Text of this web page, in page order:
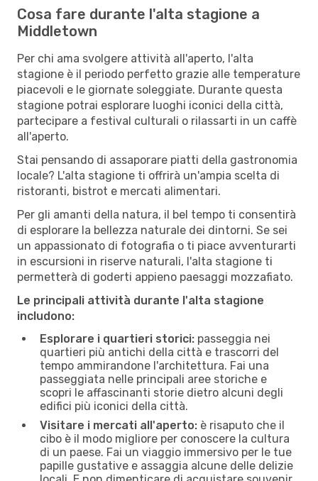
Cosa fare durante l'alta stagione a
Middletown
Per chi ama svolgere attività all'aperto, l'alta
stagione è il periodo perfetto grazie alle temperature
piacevoli e le giornate soleggiate. Durante questa
stagione potrai esplorare luoghi iconici della città,
partecipare a festival culturali o rilassarti in un caffè
all'aperto.
Stai pensando di assaporare piatti della gastronomia
locale? L'alta stagione ti offrirà un'ampia scelta di
ristoranti, bistrot e mercati alimentari.
Per gli amanti della natura, il bel tempo ti consentirà
di esplorare la bellezza naturale dei dintorni. Se sei
un appassionato di fotografia o ti piace avventurarti
in escursioni in riserve naturali, l'alta stagione ti
permetterà di goderti appieno paesaggi mozzafiato.
Le principali attività durante l'alta stagione
includono:
Esplorare i quartieri storici: passeggia nei
quartieri più antichi della città e trascorri del
tempo ammirandone l'architettura. Fai una
passeggiata nelle principali aree storiche e
scopri le affascinanti storie dietro alcuni degli
edifici più iconici della città.
Visitare i mercati all'aperto: è risaputo che il
cibo è il modo migliore per conoscere la cultura
di un paese. Fai un viaggio immersivo per le tue
papille gustative e assaggia alcune delle delizie